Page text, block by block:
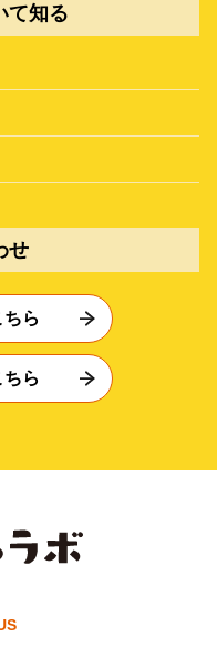
て知る
せ
ら
ら